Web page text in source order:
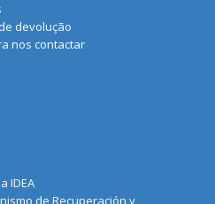
devolução
nos contactar
IDEA
de Recuperación y